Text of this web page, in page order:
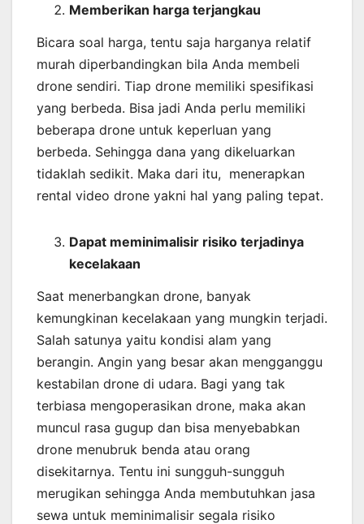
Memberikan harga terjangkau
Bicara soal harga, tentu saja harganya relatif
murah diperbandingkan bila Anda membeli
drone sendiri. Tiap drone memiliki spesifikasi
yang berbeda. Bisa jadi Anda perlu memiliki
beberapa drone untuk keperluan yang
berbeda. Sehingga dana yang dikeluarkan
tidaklah sedikit. Maka dari itu, menerapkan
rental video drone yakni hal yang paling tepat.
Dapat meminimalisir risiko terjadinya
kecelakaan
Saat menerbangkan drone, banyak
kemungkinan kecelakaan yang mungkin terjadi.
Salah satunya yaitu kondisi alam yang
berangin. Angin yang besar akan mengganggu
kestabilan drone di udara. Bagi yang tak
terbiasa mengoperasikan drone, maka akan
muncul rasa gugup dan bisa menyebabkan
drone menubruk benda atau orang
disekitarnya. Tentu ini sungguh-sungguh
merugikan sehingga Anda membutuhkan jasa
sewa untuk meminimalisir segala risiko